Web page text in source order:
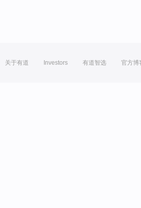
关于有道 Investors 有道智选 官方博